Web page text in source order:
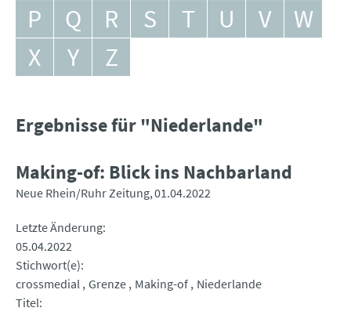
P
Q R S T U V
W
X
Y Z
Ergebnisse für "Niederlande"
Making-of: Blick ins Nachbarland
Neue Rhein/Ruhr Zeitung 01.04.2022
Letzte Änderung
05.04.2022
Stichwort(e)
crossmedial Grenze Making-of Niederlande
Titel